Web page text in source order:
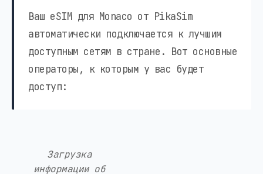
Ваш eSIM для Monaco от PikaSim
автоматически подключается к лучшим
доступным сетям в стране. Вот основные
операторы, к которым у вас будет
доступ:
Загрузка
информации об